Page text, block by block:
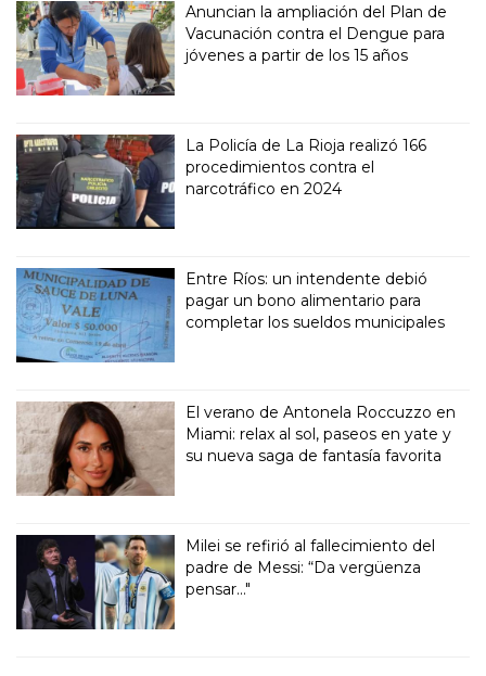
Anuncian la ampliación del Plan de
Vacunación contra el Dengue para
jóvenes a partir de los 15 años
La Policía de La Rioja realizó 166
procedimientos contra el
narcotráfico en 2024
Entre Ríos: un intendente debió
pagar un bono alimentario para
completar los sueldos municipales
El verano de Antonela Roccuzzo en
Miami: relax al sol, paseos en yate y
su nueva saga de fantasía favorita
Milei se refirió al fallecimiento del
padre de Messi: “Da vergüenza
pensar..."